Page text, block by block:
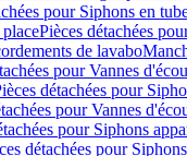
pour Siphons en
Pièces détachées
de lavabo
pour Vannes
détachées pour
pour Vannes
pour Siphons
détachées pour Siphons